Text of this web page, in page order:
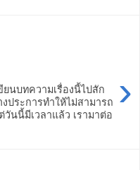
›
ยนบทความเรื่องนี้ไปสัก
ประการทำให้ไม่สามารถ
นนี้มีเวลาแล้ว เรามาต่อ